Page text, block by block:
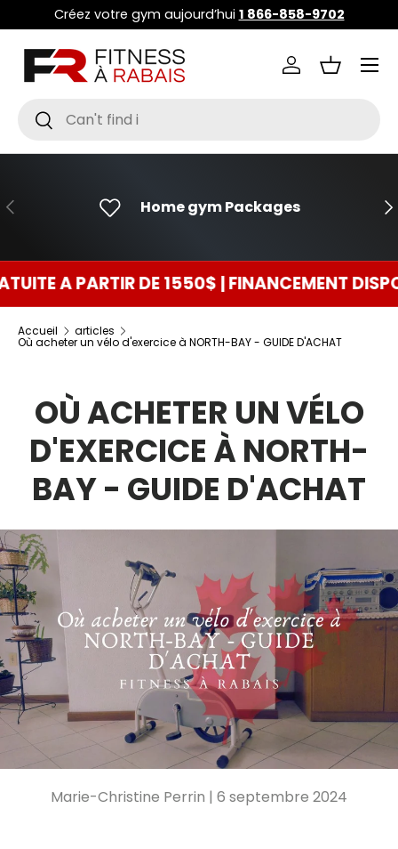
ALLER AU CONTENU
Créez votre gym aujourd’hui 1 866-858-9702
Recherche
Rechercher
Se connecter
Panier
Menu
PRÉCÉDENT Home gym Packages
DE 1550$ | FINANCEMENT DISPONIBLE
Accueil articles
Où acheter un vélo d'exercice à NORTH-BAY - GUIDE D'ACHAT
OÙ ACHETER UN VÉLO
D'EXERCICE À NORTH-
BAY - GUIDE D'ACHAT
Marie-Christine Perrin | 6 septembre 2024